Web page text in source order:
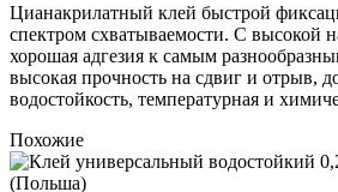
Цианакрилатный клей быстрой
спектром схватываемости. C высокой
хорошая адгезия к самым
высокая прочность на сдвиг и отрыв,
водостойкость, температурная и
Похожие